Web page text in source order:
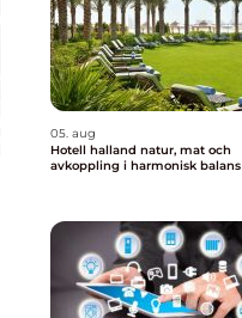
05. aug
Hotell halland natur, mat och
avkoppling i harmonisk balans